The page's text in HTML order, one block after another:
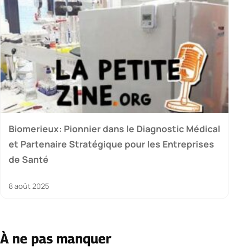
Biomerieux: Pionnier dans le Diagnostic Médical
et Partenaire Stratégique pour les Entreprises
de Santé
8 août 2025
À ne pas manquer